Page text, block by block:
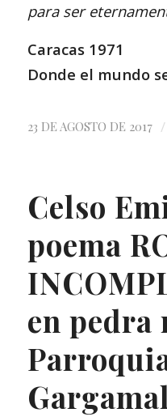
para ser
Caracas 1971
Donde el mundo
23 DE AGOSTO DE 2017 /
Celso
poema
en pedra